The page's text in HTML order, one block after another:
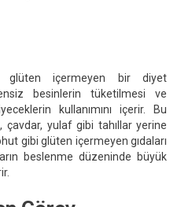
glüten içermeyen bir diyet
besinlerin tüketilmesi ve
kullanımını içerir. Bu
çavdar, yulaf gibi tahıllar yerine
gibi glüten içermeyen gıdaları
beslenme düzeninde büyük